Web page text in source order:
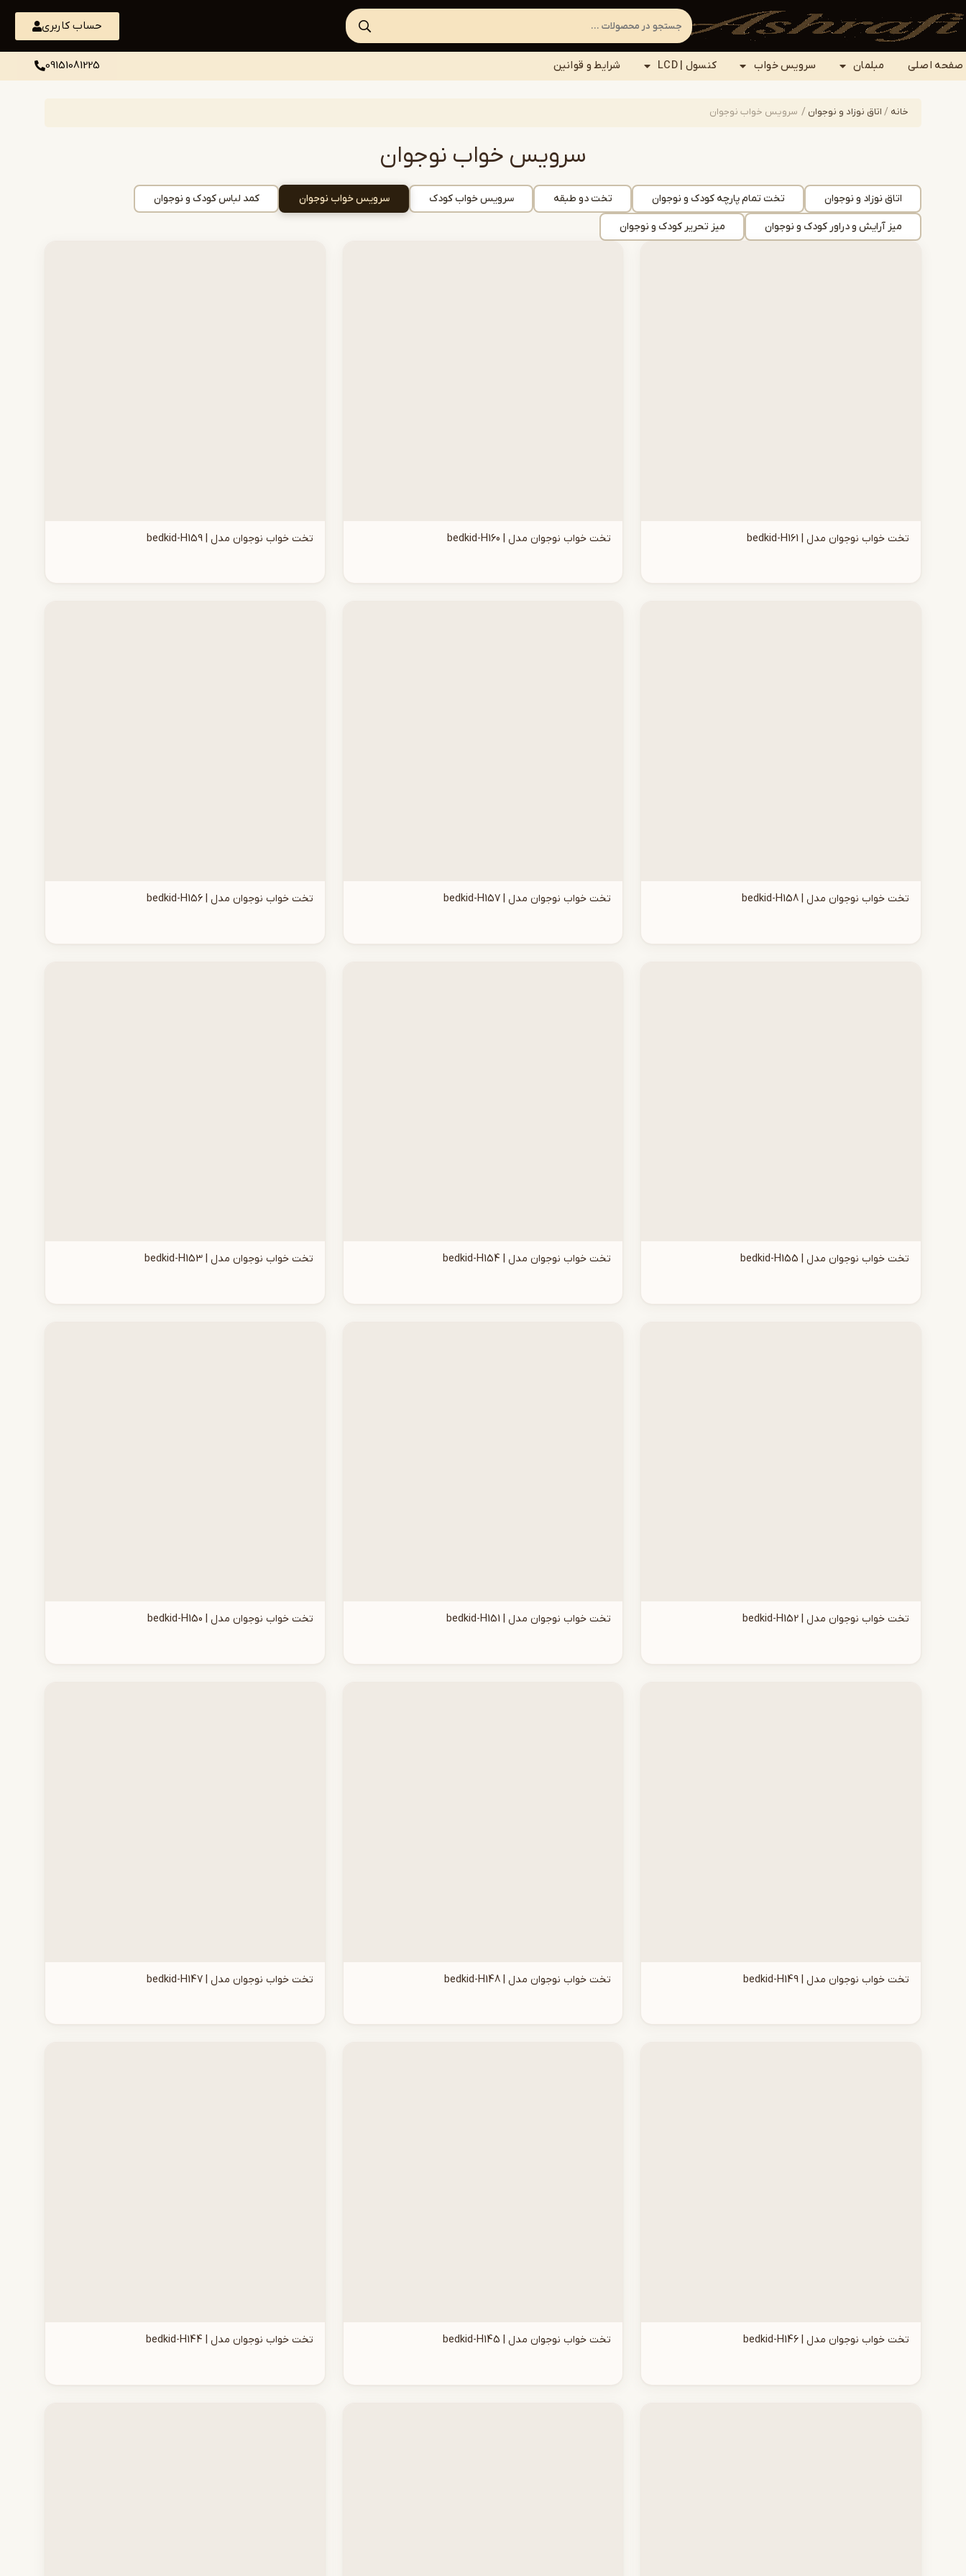
حساب کاربری
صفحه اصلی مبلمان سرویس خواب کنسول | LCD شرایط و قوانین 09151081225
خانه / اتاق نوزاد و نوجوان / سرویس خواب نوجوان
سرویس خواب نوجوان
اتاق نوزاد و نوجوان تخت تمام پارچه کودک و نوجوان تخت دو طبقه سرویس خواب کودک سرویس خواب نوجوان کمد لباس کودک و نوجوان
میز آرایش و دراور کودک و نوجوان میز تحریر کودک و نوجوان
افزودن به سبدتخت خواب نوجوان مدل | bedkid-H161 افزودن به سبدتخت خواب نوجوان مدل | bedkid-H160 افزودن به سبدتخت خواب نوجوان مدل | bedkid-H159
افزودن به سبدتخت خواب نوجوان مدل | bedkid-H158 افزودن به سبدتخت خواب نوجوان مدل | bedkid-H157 افزودن به سبدتخت خواب نوجوان مدل | bedkid-H156
افزودن به سبدتخت خواب نوجوان مدل | bedkid-H155 افزودن به سبدتخت خواب نوجوان مدل | bedkid-H154 افزودن به سبدتخت خواب نوجوان مدل | bedkid-H153
افزودن به سبدتخت خواب نوجوان مدل | bedkid-H152 افزودن به سبدتخت خواب نوجوان مدل | bedkid-H151 افزودن به سبدتخت خواب نوجوان مدل | bedkid-H150
افزودن به سبدتخت خواب نوجوان مدل | bedkid-H149 افزودن به سبدتخت خواب نوجوان مدل | bedkid-H148 افزودن به سبدتخت خواب نوجوان مدل | bedkid-H147
افزودن به سبدتخت خواب نوجوان مدل | bedkid-H146 افزودن به سبدتخت خواب نوجوان مدل | bedkid-H145 افزودن به سبدتخت خواب نوجوان مدل | bedkid-H144